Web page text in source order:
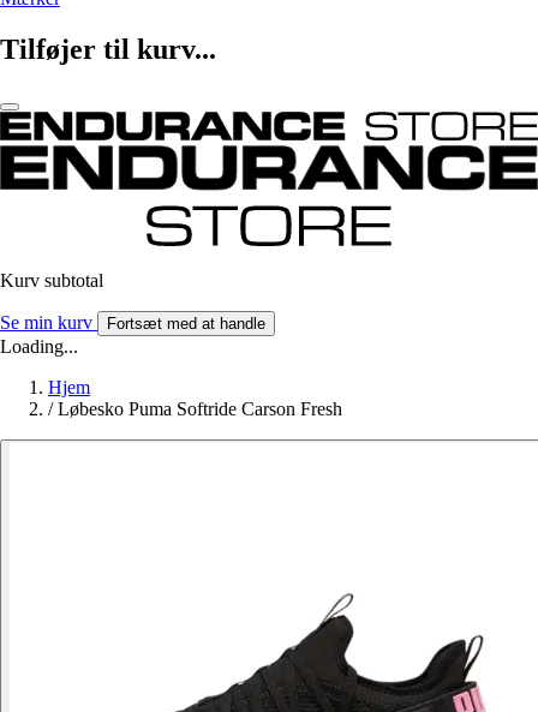
Tilføjer til kurv...
Kurv subtotal
Se min kurv Fortsæt med at handle
Loading...
Hjem
/ Løbesko Puma Softride Carson Fresh